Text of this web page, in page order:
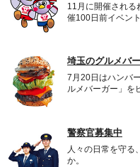
11月に開催され
催100日前イベン
埼玉のグルメバ
7月20日はハンバ
ルメバーガー」を
警察官募集中
人々の日常を守る
か。